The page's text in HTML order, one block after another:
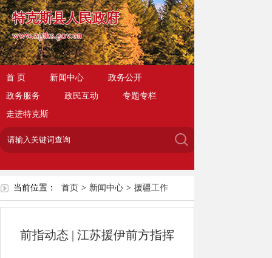
特克斯县人民政府
www.zgtks.gov.cn
首 页 新闻中心
政务公开
政务服务
政民互动
专题专栏
走进特克斯
当前位置： 首页 > 新闻中心 > 援疆工作
前指动态 | 江苏援伊前方指挥